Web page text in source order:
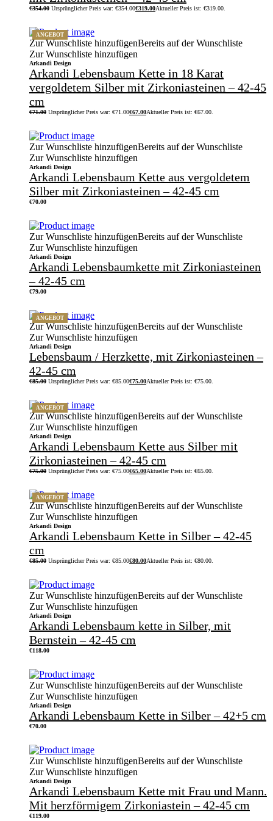
€354.00 Ursprünglicher Preis war: €354.00€319.00Aktueller Preis ist: €319.00.
ANGEBOT
Zur Wunschliste hinzufügenBereits auf der Wunschliste
Zur Wunschliste hinzufügen
Arkandi Design
Arkandi Lebensbaum Kette in 18 Karat
vergoldetem Silber mit Zirkoniasteinen – 42-45
cm
€71.00 Ursprünglicher Preis war: €71.00€67.00Aktueller Preis ist: €67.00.
Zur Wunschliste hinzufügenBereits auf der Wunschliste
Zur Wunschliste hinzufügen
Arkandi Design
Arkandi Lebensbaum Kette aus vergoldetem
Silber mit Zirkoniasteinen – 42-45 cm
€70.00
Zur Wunschliste hinzufügenBereits auf der Wunschliste
Zur Wunschliste hinzufügen
Arkandi Design
Arkandi Lebensbaumkette mit Zirkoniasteinen
– 42-45 cm
€79.00
ANGEBOT
Zur Wunschliste hinzufügenBereits auf der Wunschliste
Zur Wunschliste hinzufügen
Arkandi Design
Lebensbaum / Herzkette, mit Zirkoniasteinen –
42-45 cm
€85.00 Ursprünglicher Preis war: €85.00€75.00Aktueller Preis ist: €75.00.
ANGEBOT
Zur Wunschliste hinzufügenBereits auf der Wunschliste
Zur Wunschliste hinzufügen
Arkandi Design
Arkandi Lebensbaum Kette aus Silber mit
Zirkoniasteinen – 42-45 cm
€75.00 Ursprünglicher Preis war: €75.00€65.00Aktueller Preis ist: €65.00.
ANGEBOT
Zur Wunschliste hinzufügenBereits auf der Wunschliste
Zur Wunschliste hinzufügen
Arkandi Design
Arkandi Lebensbaum Kette in Silber – 42-45
cm
€85.00 Ursprünglicher Preis war: €85.00€80.00Aktueller Preis ist: €80.00.
Zur Wunschliste hinzufügenBereits auf der Wunschliste
Zur Wunschliste hinzufügen
Arkandi Design
Arkandi Lebensbaum kette in Silber, mit
Bernstein – 42-45 cm
€118.00
Zur Wunschliste hinzufügenBereits auf der Wunschliste
Zur Wunschliste hinzufügen
Arkandi Design
Arkandi Lebensbaum Kette in Silber – 42+5 cm
€70.00
Zur Wunschliste hinzufügenBereits auf der Wunschliste
Zur Wunschliste hinzufügen
Arkandi Design
Arkandi Lebensbaum Kette mit Frau und Mann.
Mit herzförmigem Zirkoniastein – 42-45 cm
€119.00